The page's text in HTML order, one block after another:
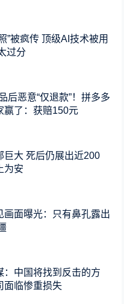
”被疯传 顶级AI技术被用
过分
后恶意“仅退款”！拼多多
赢了：获赔150元
巨大 死后仍展出近200
为安
画面曝光：只有鼻孔露出
：中国将找到反击的方
面临惨重损失